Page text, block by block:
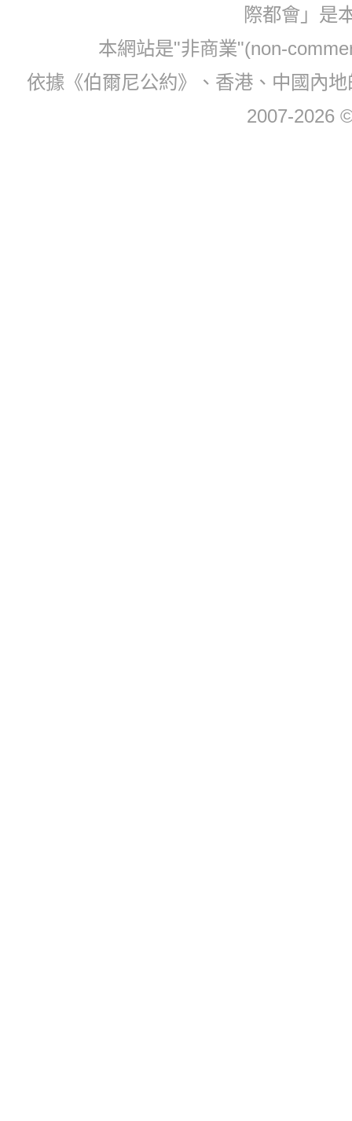
際都會」是
本網站是"非商業"(non-
依據《伯爾尼公約》、香港、中國內
2007-2026